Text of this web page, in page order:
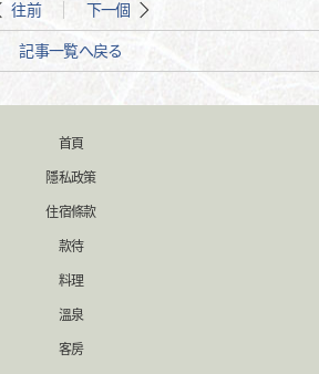
往前 下一個
記事一覧へ戻る
首頁
隱私政策
住宿條款
款待
料理
溫泉
客房